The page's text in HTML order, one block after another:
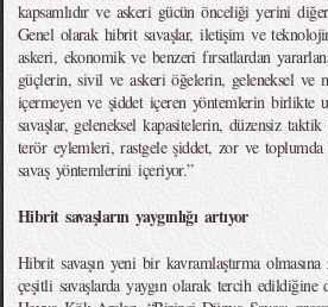
kapsamlıdır ve askeri gücün önceliği yerini
Genel olarak hibrit savaşlar, iletişim ve
askeri, ekonomik ve benzeri fırsatlardan
güçlerin, sivil ve askeri öğelerin, geleneksel ve
içermeyen ve şiddet içeren yöntemlerin birlikte
savaşlar, geleneksel kapasitelerin, düzensiz taktik
terör eylemleri, rastgele şiddet, zor ve
savaş yöntemlerini içeriyor.”
Hibrit savaşların yaygınlığı artıyor
Hibrit savaşın yeni bir kavramlaştırma
çeşitli savaşlarda yaygın olarak tercih